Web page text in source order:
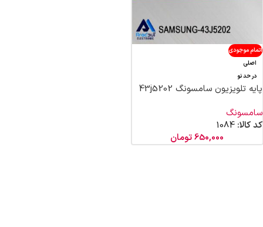
اتمام موجودی
اصلی
در حد نو
پایه تلویزیون سامسونگ 43j5202
سامسونگ
کد کالا: 1084
650,000تومان